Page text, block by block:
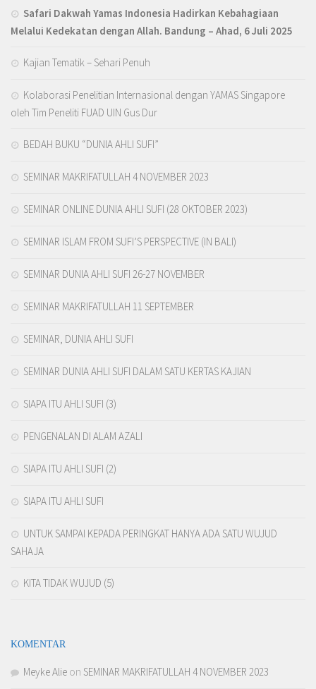
Safari Dakwah Yamas Indonesia Hadirkan Kebahagiaan
Melalui Kedekatan dengan Allah. Bandung – Ahad, 6 Juli 2025
Kajian Tematik – Sehari Penuh
Kolaborasi Penelitian Internasional dengan YAMAS Singapore
oleh Tim Peneliti FUAD UIN Gus Dur
BEDAH BUKU “DUNIA AHLI SUFI”
SEMINAR MAKRIFATULLAH 4 NOVEMBER 2023
SEMINAR ONLINE DUNIA AHLI SUFI (28 OKTOBER 2023)
SEMINAR ISLAM FROM SUFI’S PERSPECTIVE (IN BALI)
SEMINAR DUNIA AHLI SUFI 26-27 NOVEMBER
SEMINAR MAKRIFATULLAH 11 SEPTEMBER
SEMINAR, DUNIA AHLI SUFI
SEMINAR DUNIA AHLI SUFI DALAM SATU KERTAS KAJIAN
SIAPA ITU AHLI SUFI (3)
PENGENALAN DI ALAM AZALI
SIAPA ITU AHLI SUFI (2)
SIAPA ITU AHLI SUFI
UNTUK SAMPAI KEPADA PERINGKAT HANYA ADA SATU WUJUD
SAHAJA
KITA TIDAK WUJUD (5)
KOMENTAR
Meyke Alie on SEMINAR MAKRIFATULLAH 4 NOVEMBER 2023